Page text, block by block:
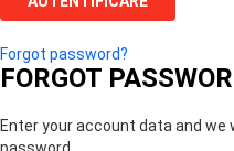
Forgot password?
FORGOT
Enter your account data and we